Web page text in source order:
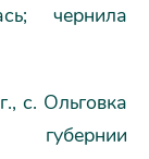
чернила
с. Ольговка
губернии